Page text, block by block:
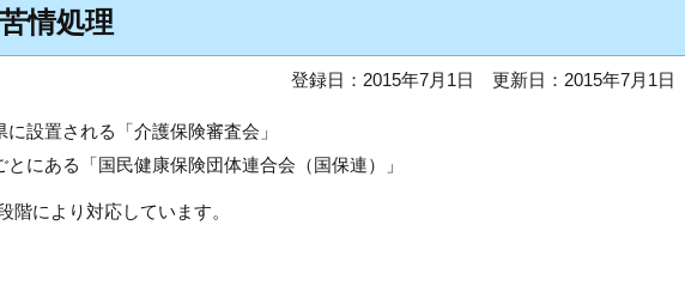
情処理
登録日：2015年7月1日 更新日：2015年7月1日
設置される「介護保険審査会」
にある「国民健康保険団体連合会（国保連）」
により対応しています。